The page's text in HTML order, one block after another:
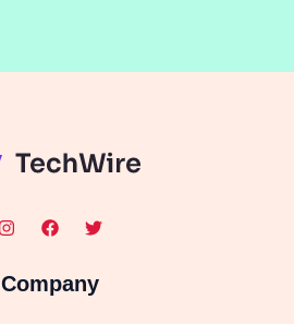
Company